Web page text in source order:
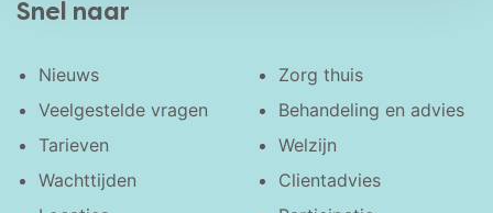
Snel naar
Nieuws
Veelgestelde vragen
Tarieven
Wachttijden
Zorg thuis
Behandeling en advies
Welzijn
Clientadvies